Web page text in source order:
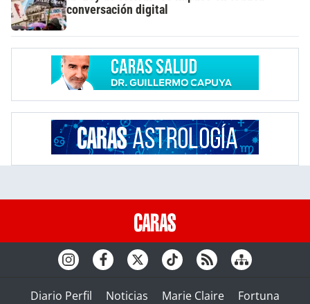
conversación digital
Diario Perfil Noticias Marie Claire
Fortuna